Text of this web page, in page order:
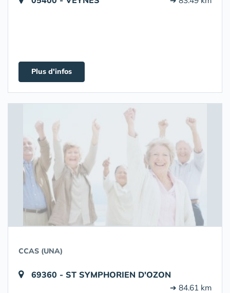
Plus d'infos
CCAS (UNA)
69360 - ST SYMPHORIEN D'OZON
➔ 84.61 km